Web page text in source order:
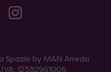
Spazio by MAN Arreda
12382961006